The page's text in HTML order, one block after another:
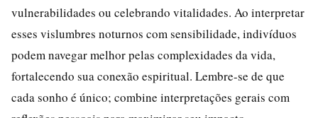
vulnerabilidades ou celebrando vitalidades. Ao interpretar
esses vislumbres noturnos com sensibilidade, indivíduos
podem navegar melhor pelas complexidades da vida,
fortalecendo sua conexão espiritual. Lembre-se de que
cada sonho é único; combine interpretações gerais com